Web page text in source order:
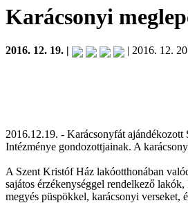
Karácsonyi
2016. 12. 19. | | 2016. 12.
2016.12.19. - Karácsonyfát
Intézménye gondozottjainak. A
A Szent Kristóf Ház lakóotthonában
sajátos érzékenységgel rendelkező
megyés püspökkel, karácsonyi verseket,